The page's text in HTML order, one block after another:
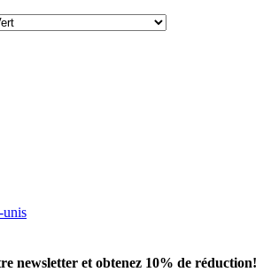
unis
newsletter et obtenez 10% de réduction!